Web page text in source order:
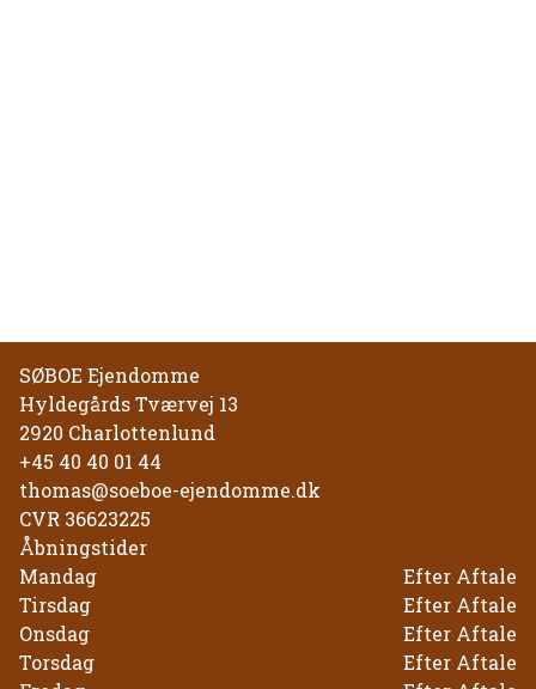
SØBOE Ejendomme
Hyldegårds Tværvej 13
2920 Charlottenlund
+45 40 40 01 44
thomas@soeboe-ejendomme.dk
CVR 36623225
Åbningstider
Mandag
Efter Aftale
Tirsdag
Efter Aftale
Onsdag
Efter Aftale
Torsdag
Efter Aftale